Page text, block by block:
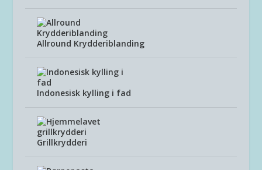
Allround Krydderiblanding
Indonesisk kylling i fad
Grillkrydderi